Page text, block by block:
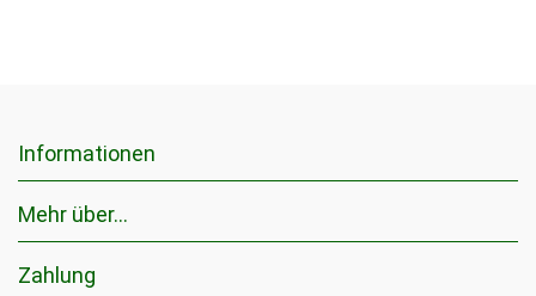
Informationen
Mehr über...
Zahlung